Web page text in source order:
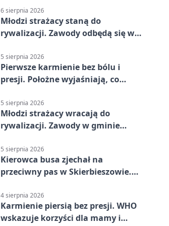
6 sierpnia 2026
Młodzi strażacy staną do
rywalizacji. Zawody odbędą się w
5 sierpnia 2026
Pierwsze karmienie bez bólu i
presji. Położne wyjaśniają, co
5 sierpnia 2026
Młodzi strażacy wracają do
rywalizacji. Zawody w gminie
5 sierpnia 2026
Kierowca busa zjechał na
przeciwny pas w Skierbieszowie.
4 sierpnia 2026
Karmienie piersią bez presji. WHO
wskazuje korzyści dla mamy i